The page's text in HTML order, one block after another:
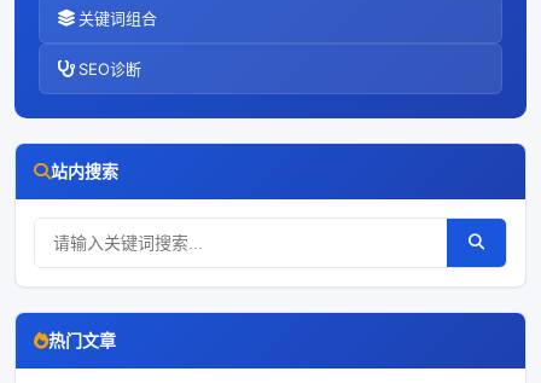
关键词组合
SEO诊断
站内搜索
热门文章